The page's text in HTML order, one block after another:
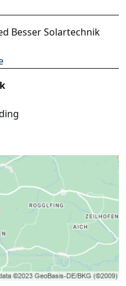
Besser Solartechnik